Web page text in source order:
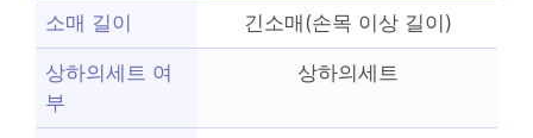
소매 길이 긴소매(손목 이상 길이)
상하의세트 여
부
상하의세트